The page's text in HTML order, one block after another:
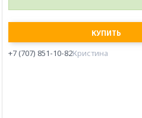
КУПИТЬ
+7 (707) 851-10-82Кристина